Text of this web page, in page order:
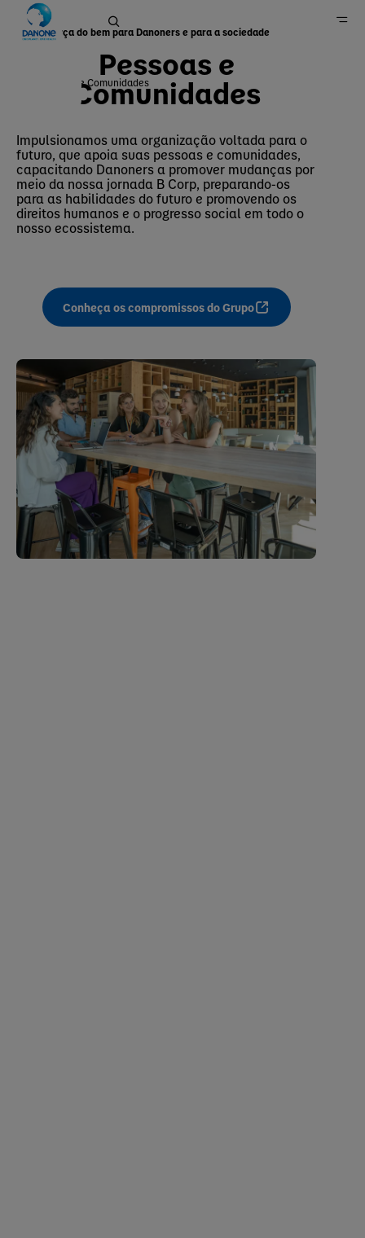
Pessoas e Comunidades
Uma força do bem para Danoners e para a sociedade
Pessoas e
Comunidades
Impulsionamos uma organização voltada para o
futuro, que apoia suas pessoas e comunidades,
capacitando Danoners a promover mudanças por
meio da nossa jornada B Corp, preparando-os
para as habilidades do futuro e promovendo os
direitos humanos e o progresso social em todo o
nosso ecossistema.
Conheça os compromissos do Grupo